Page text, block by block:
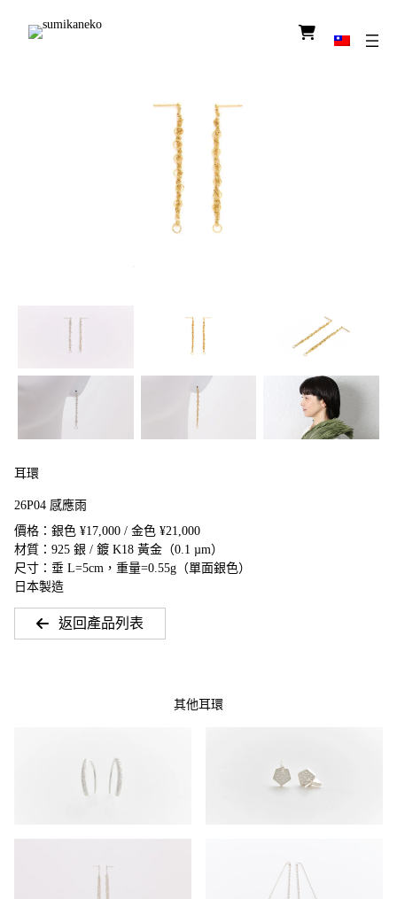
圖
示
耳環
26P04 感應雨
價格：銀色 ¥17,000 / 金色 ¥21,000
材質：925 銀 / 鍍 K18 黃金（0.1 µm）
尺寸：垂 L=5cm，重量=0.55g（單面銀色）
日本製造
返回產品列表
其他耳環